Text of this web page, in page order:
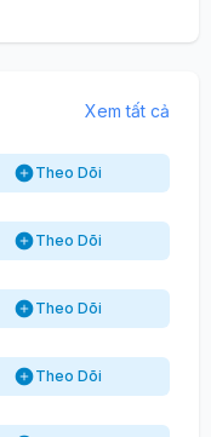
Chia sẻ
Xem thêm
41.000 căn nhà ở
người thu nhập
Xem tất cả